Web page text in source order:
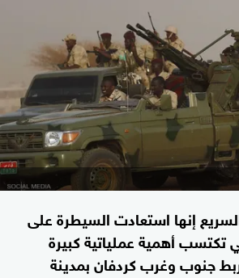
إنها استعادت السيطرة على
تكتسب أهمية عملياتية كبيرة
جنوب وغرب كردفان بمدينة